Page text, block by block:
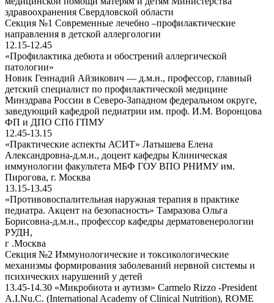
здравоохранения Свердловской области
Секция №1 Современные лечебно –профилактические
направления в детской аллергологии
12.15-12.45
«Профилактика дебюта и обострений аллергической
патологии»
Новик Геннадий Айзикович — д.м.н., профессор, главный
детский специалист по профилактической медицине
Минздрава России в Северо-Западном федеральном округе,
заведующий кафедрой педиатрии им. проф. И.М. Воронцова
ФП и ДПО СПб ГПМУ
12.45-13.15
«Практические аспекты АСИТ» Латышева Елена
Александровна-д.м.н., доцент кафедры Клиническая
иммунологии факультета МБФ ГОУ ВПО РНИМУ им.
Пирогова, г. Москва
13.15-13.45
«Противовоспалительная наружная терапия в практике
педиатра. Акцент на безопасность» Тамразова Ольга
Борисовна-д.м.н., профессор кафедры дерматовенерологии
РУДН,
г .Москва
Секция №2 Иммунологические и токсикологические
механизмы формирования заболеваний нервной системы и
психических нарушений у детей
13.45-14.30 «Микробиота и аутизм» Carmelo Rizzo -President
A.I.Nu.C. (International Academy of Clinical Nutrition), ROME